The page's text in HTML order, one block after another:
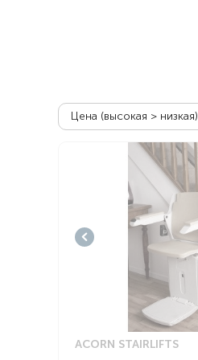
Цена (высокая > низкая)
ACORN STAIRLIFTS